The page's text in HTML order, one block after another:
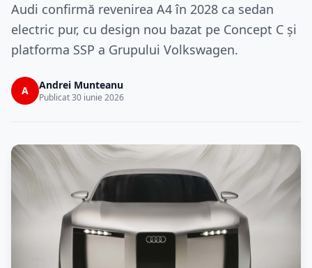
Audi confirmă revenirea A4 în 2028 ca sedan
electric pur, cu design nou bazat pe Concept C și
platforma SSP a Grupului Volkswagen.
A Andrei Munteanu
Publicat 30 iunie 2026